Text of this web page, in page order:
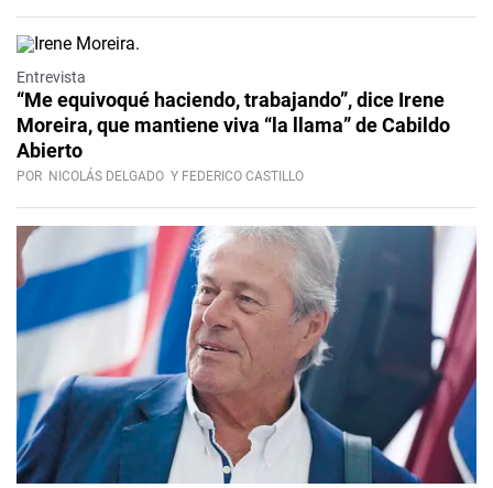
Video
Entrevista
“Me equivoqué haciendo, trabajando”, dice Irene
Moreira, que mantiene viva “la llama” de Cabildo
Abierto
POR NICOLÁS DELGADO Y FEDERICO CASTILLO